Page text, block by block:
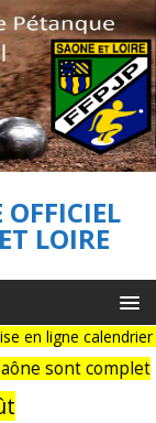
OFFICIEL
LOIRE
en ligne calendrier
sont complet